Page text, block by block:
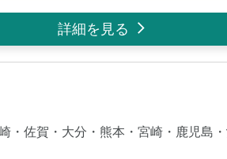
詳細を見る
・佐賀・大分・熊本・宮崎・鹿児島・